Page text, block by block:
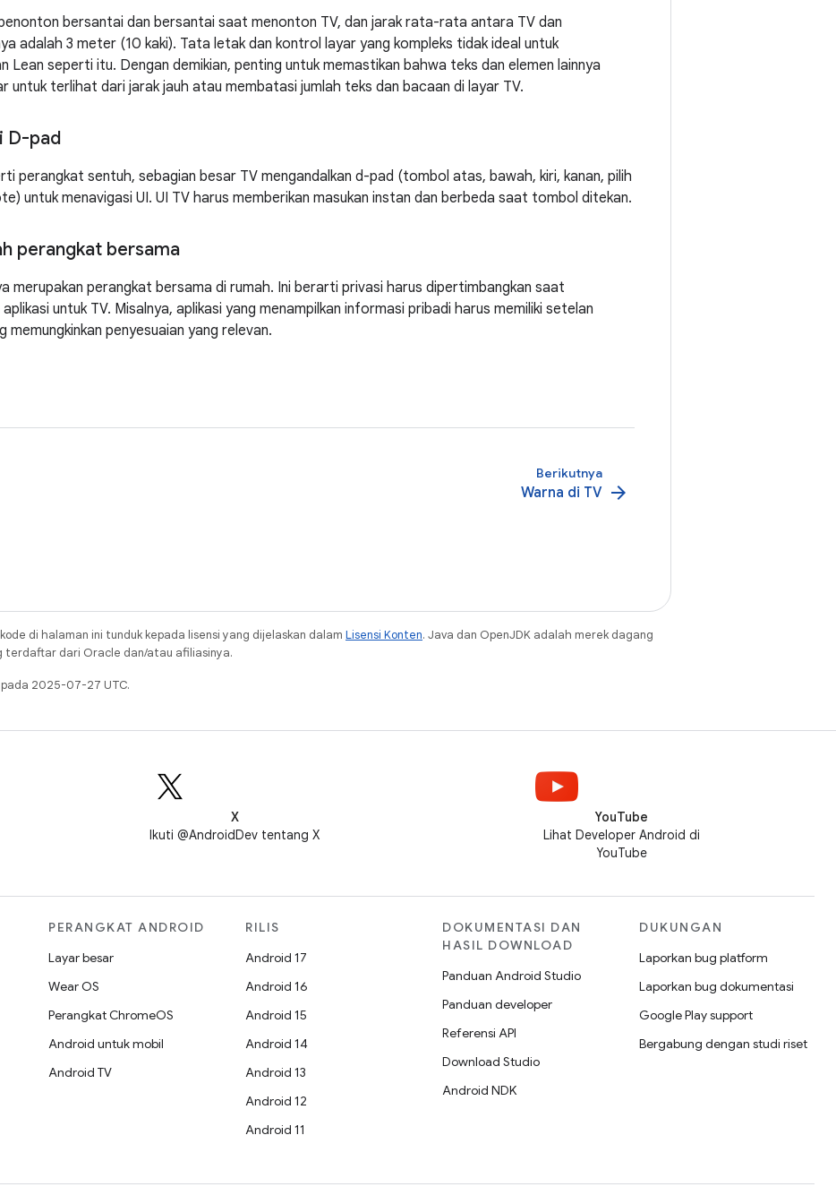
bersantai dan bersantai saat menonton TV, dan jarak rata-rata antara TV dan
adalah 3 meter (10 kaki). Tata letak dan kontrol layar yang kompleks tidak ideal untuk
Lean seperti itu. Dengan demikian, penting untuk memastikan bahwa teks dan elemen lainnya
untuk terlihat dari jarak jauh atau membatasi jumlah teks dan bacaan di layar TV.
D-pad
perangkat sentuh, sebagian besar TV mengandalkan d-pad (tombol atas, bawah, kiri, kanan, pilih
untuk menavigasi UI. UI TV harus memberikan masukan instan dan berbeda saat tombol ditekan.
perangkat bersama
merupakan perangkat bersama di rumah. Ini berarti privasi harus dipertimbangkan saat
untuk TV. Misalnya, aplikasi yang menampilkan informasi pribadi harus memiliki setelan
memungkinkan penyesuaian yang relevan.
Berikutnya
Warna di TV arrow_forward
di halaman ini tunduk kepada lisensi yang dijelaskan dalam Lisensi Konten. Java dan OpenJDK adalah merek dagang
terdaftar dari Oracle dan/atau afiliasinya.
2025-07-27 UTC.
X
Ikuti @AndroidDev tentang X
YouTube
Lihat Developer Android di
YouTube
PERANGKAT ANDROID
Layar besar
Wear OS
Perangkat ChromeOS
Android untuk mobil
Android TV
RILIS
Android 17
Android 16
Android 15
Android 14
Android 13
Android 12
Android 11
DOKUMENTASI DAN
HASIL DOWNLOAD
Panduan Android Studio
Panduan developer
Referensi API
Download Studio
Android NDK
DUKUNGAN
Laporkan bug platform
Laporkan bug dokumentasi
Google Play support
Bergabung dengan studi riset